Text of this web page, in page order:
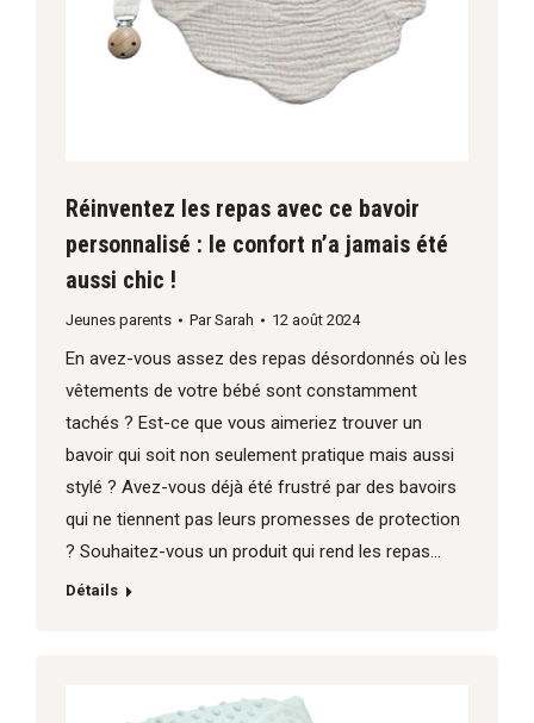
Réinventez les repas avec ce bavoir
personnalisé : le confort n’a jamais été
aussi chic !
Jeunes parents ParSarah 12 août 2024
En avez-vous assez des repas désordonnés où les
vêtements de votre bébé sont constamment
tachés ? Est-ce que vous aimeriez trouver un
bavoir qui soit non seulement pratique mais aussi
stylé ? Avez-vous déjà été frustré par des bavoirs
qui ne tiennent pas leurs promesses de protection
? Souhaitez-vous un produit qui rend les repas…
Détails